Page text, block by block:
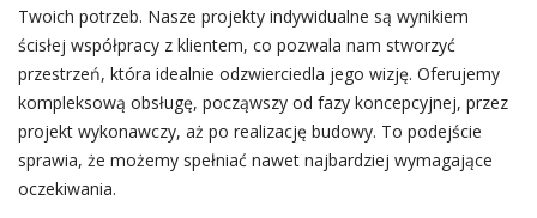
Twoich potrzeb. Nasze projekty indywidualne są wynikiem
ścisłej współpracy z klientem, co pozwala nam stworzyć
przestrzeń, która idealnie odzwierciedla jego wizję. Oferujemy
kompleksową obsługę, począwszy od fazy koncepcyjnej, przez
projekt wykonawczy, aż po realizację budowy. To podejście
sprawia, że możemy spełniać nawet najbardziej wymagające
oczekiwania.